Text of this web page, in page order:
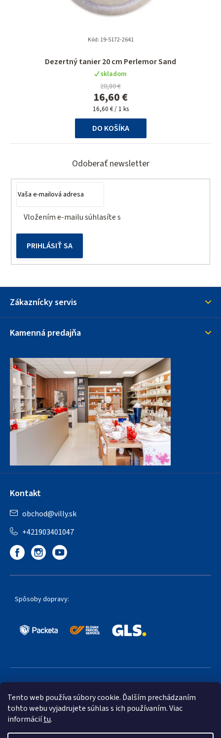
Tento web používa súbory cookie. Ďalším prechádzaním
tohto webu vyjadrujete súhlas s ich používaním. Viac
informáciítu.
Dezertný tanier 20 cm Perlemor Sand
hodnotenie
produktu
je
5,0
z
5
hviezdičiek.
skladom
16,60 €
20,80 €
Jednotková
cena:
16,60 € / 1 ks
DO KOŠÍKA
Kód: 19-5172-2641
Odoberať newsletter
Vložením e-mailu súhlasíte s
PRIHLÁSIŤ SA
Zákaznícky servis
Kamenná predajňa
Kontakt
obchod@villy.sk
+421903401047
Spôsoby dopravy: